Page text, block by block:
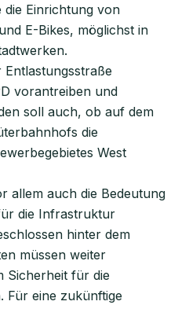
Einrichtung von
E-Bikes, möglichst in
vorantreiben und
soll auch, ob auf dem
die
West
allem auch die Bedeutung
die Infrastruktur
hinter dem
müssen weiter
Sicherheit für die
Für eine zukünftige